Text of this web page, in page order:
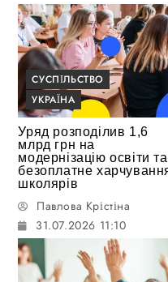
СУСПІЛЬСТВО
УКРАЇНА
Уряд розподілив 1,6
млрд грн на
модернізацію освіти та
безоплатне
школярів
Павлова Крістіна
31.07.2026 11:10